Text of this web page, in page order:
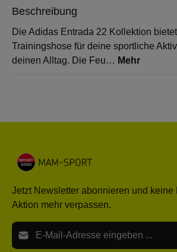
Beschreibung
Die Adidas Entrada 22 Kollektion
Trainingshose für deine sportliche
deinen Alltag. Die Feu… Mehr
Jetzt Newsletter abonnieren und keine
Aktion mehr verpassen.
E-Mail-Adresse*